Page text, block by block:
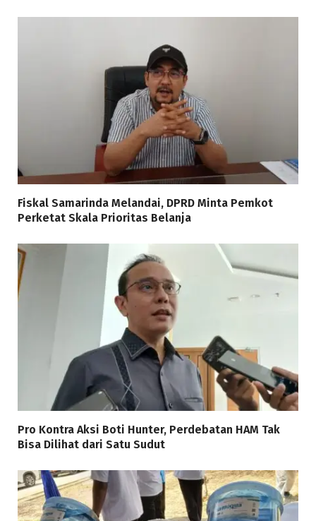
Fiskal Samarinda Melandai, DPRD Minta Pemkot
Perketat Skala Prioritas Belanja
Pro Kontra Aksi Boti Hunter, Perdebatan HAM Tak
Bisa Dilihat dari Satu Sudut